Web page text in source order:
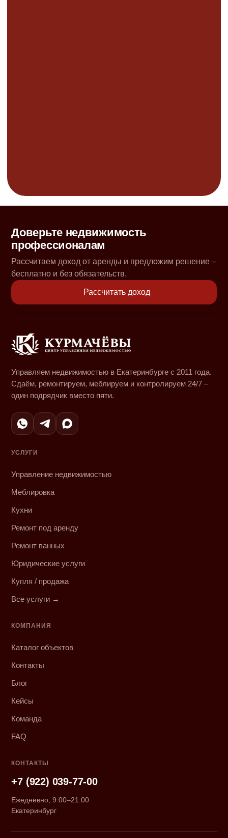
Доверьте недвижимость
профессионалам
Рассчитаем доход от аренды и предложим решение –
бесплатно и без обязательств.
Рассчитать доход
Управляем недвижимостью в Екатеринбурге с 2011 года.
Сдаём, ремонтируем, меблируем и контролируем 24/7 –
один подрядчик вместо пяти.
УСЛУГИ
Управление недвижимостью
Меблировка
Кухни
Ремонт под аренду
Ремонт ванных
Юридические услуги
Купля / продажа
Все услуги →
КОМПАНИЯ
Каталог объектов
Контакты
Блог
Кейсы
Команда
FAQ
КОНТАКТЫ
+7 (922) 039-77-00
Ежедневно, 9:00–21:00
Екатеринбург